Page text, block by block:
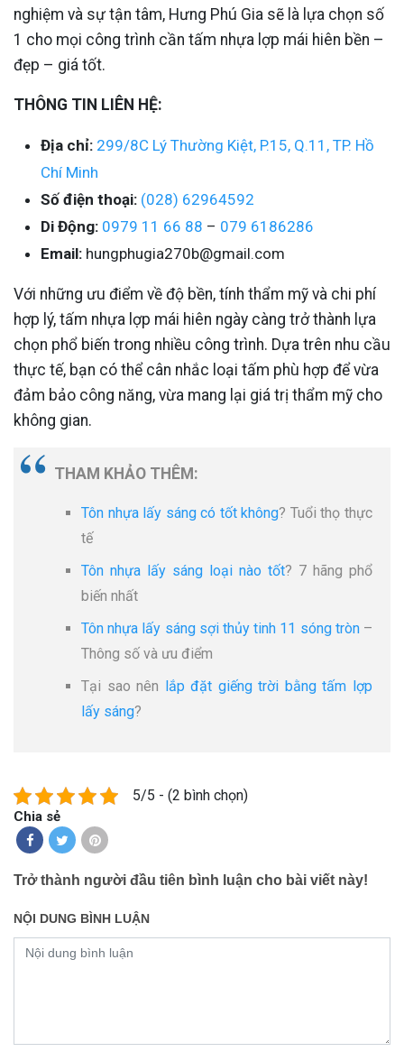
nghiệm và sự tận tâm, Hưng Phú Gia sẽ là lựa chọn số
1 cho mọi công trình cần tấm nhựa lợp mái hiên bền –
đẹp – giá tốt.
THÔNG TIN LIÊN HỆ:
Địa chỉ: 299/8C Lý Thường Kiệt, P.15, Q.11, TP. Hồ
Chí Minh
Số điện thoại: (028) 62964592
Di Động: 0979 11 66 88 – 079 6186286
Email: hungphugia270b@gmail.com
Với những ưu điểm về độ bền, tính thẩm mỹ và chi phí
hợp lý, tấm nhựa lợp mái hiên ngày càng trở thành lựa
chọn phổ biến trong nhiều công trình. Dựa trên nhu cầu
thực tế, bạn có thể cân nhắc loại tấm phù hợp để vừa
đảm bảo công năng, vừa mang lại giá trị thẩm mỹ cho
không gian.
THAM KHẢO THÊM:
Tôn nhựa lấy sáng có tốt không? Tuổi thọ thực
tế
Tôn nhựa lấy sáng loại nào tốt? 7 hãng phổ
biến nhất
Tôn nhựa lấy sáng sợi thủy tinh 11 sóng tròn–
Thông số và ưu điểm
Tại sao nên
lắp đặt giếng trời bằng tấm lợp
lấy sáng?
5/5 - (2 bình chọn)
Chia sẻ
Trở thành người đầu tiên bình luận cho bài viết này!
NỘI DUNG BÌNH LUẬN